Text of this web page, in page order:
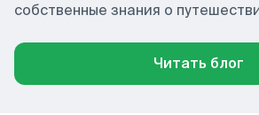
собственные знания о
Читать блог